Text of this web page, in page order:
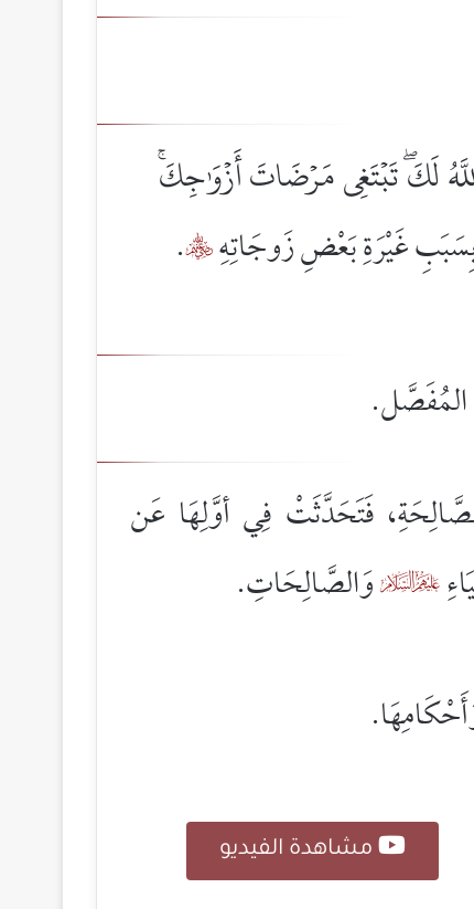
لَكَۖ تَبۡتَغِي مَرۡضَاتَ أَزۡوَٰجِكَۚ
غَيْرَةِ بَعْضِ زَوجَاتِهِ
.
فَتَحَدَّثَتْ فِي أوَّلِهَا عَن
%وَالصَّالِحَاتِ.
مشاهدة الفيديو